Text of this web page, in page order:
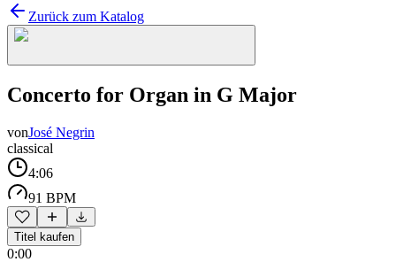
Zurück zum Katalog
Concerto for Organ in G Major
vonJosé Negrin
classical
4:06
91 BPM
Titel kaufen
0:00